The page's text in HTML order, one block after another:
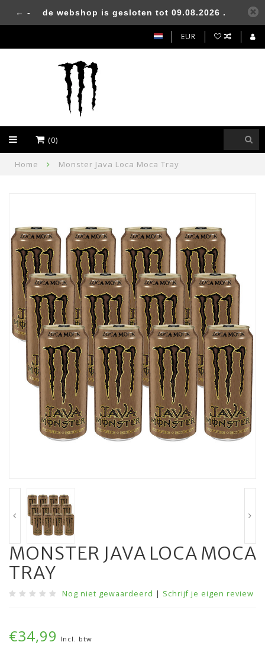
EUR
(0)
Home Monster Java Loca Moca Tray
MONSTER JAVA LOCA MOCA
TRAY
Nog niet gewaardeerd | Schrijf je eigen review
€34,99 Incl. btw
← - de webshop is gesloten tot 09.08.2026 .